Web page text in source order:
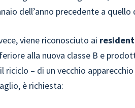
dell’anno precedente a quello
viene riconosciuto ai
alla nuova classe B e
riciclo – di un vecchio
è richiesta: